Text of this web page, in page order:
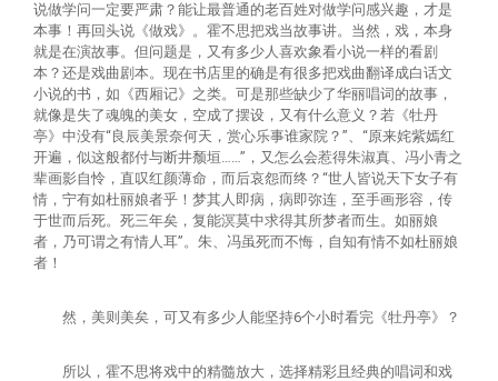
在线检索系统
故居文物
其他
导览设备租赁
志愿者报名
说做学问一定要严肃？能让最普通的老百姓对做学问感兴趣，才是
本事！再回头说《做戏》。霍不思把戏当故事讲。当然，戏，本身
就是在演故事。但问题是，又有多少人喜欢象看小说一样的看剧
本？还是戏曲剧本。现在书店里的确是有很多把戏曲翻译成白话文
小说的书，如《西厢记》之类。可是那些缺少了华丽唱词的故事，
就像是失了魂魄的美女，空成了摆设，又有什么意义？若《牡丹
亭》中没有“良辰美景奈何天，赏心乐事谁家院？”、“原来姹紫嫣红
开遍，似这般都付与断井颓垣……”，又怎么会惹得朱淑真、冯小青之
辈画影自怜，直叹红颜薄命，而后哀怨而终？“世人皆说天下女子有
情，宁有如杜丽娘者乎！梦其人即病，病即弥连，至手画形容，传
于世而后死。死三年矣，复能溟莫中求得其所梦者而生。如丽娘
者，乃可谓之有情人耳”。朱、冯虽死而不悔，自知有情不如杜丽娘
者！
然，美则美矣，可又有多少人能坚持6个小时看完《牡丹亭》？
所以，霍不思将戏中的精髓放大，选择精彩且经典的唱词和戏